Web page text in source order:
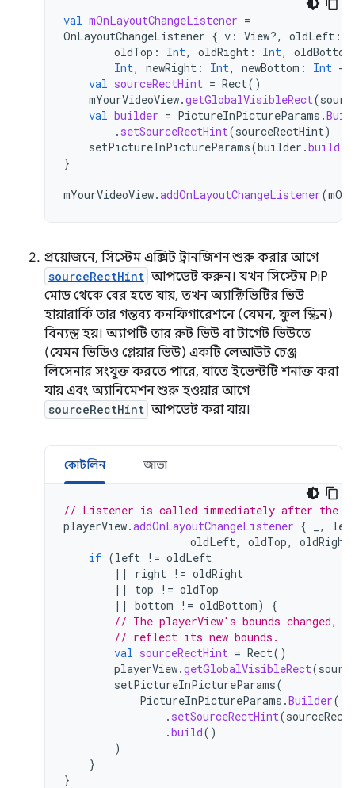
val mOnLayoutChangeListener =
OnLayoutChangeListener { v : View?, oldLeft :
oldTop : Int, oldRight : Int, oldBottom
Int, newRight : Int, newBottom : Int ->
val sourceRectHint = Rect()
mYourVideoView.getGlobalVisibleRect(
val builder = PictureInPictureParams .
. setSourceRectHint(sourceRectHint)
setPictureInPictureParams(builder .build
}
mYourVideoView.addOnLayoutChangeListener(
প্রয়োজনে, সিস্টেম এক্সিট ট্রানজিশন শুরু করার আগে
sourceRectHint আপডেট করুন। যখন সিস্টেম PiP
মোড থেকে বের হতে যায়, তখন অ্যাক্টিভিটির ভিউ
হায়ারার্কি তার গন্তব্য কনফিগারেশনে (যেমন, ফুল স্ক্রিন)
বিন্যস্ত হয়। অ্যাপটি তার রুট ভিউ বা টার্গেট ভিউতে
(যেমন ভিডিও প্লেয়ার ভিউ) একটি লেআউট চেঞ্জ
লিসেনার সংযুক্ত করতে পারে, যাতে ইভেন্টটি শনাক্ত করা
যায় এবং অ্যানিমেশন শুরু হওয়ার আগে
sourceRectHint আপডেট করা যায়।
কোটলিন জাভা
// Listener is called immediately after the
playerView.addOnLayoutChangeListener { ,
oldLeft, oldTop, oldRight
if (left != oldLeft
||
right != oldRight
||
top != oldTop
||
bottom != oldBottom)
{
// The playerView's bounds changed,
// reflect its new bounds.
val sourceRectHint = Rect()
playerView.getGlobalVisibleRect(
setPictureInPictureParams(
PictureInPictureParams .Builder()
. setSourceRectHint(
.build()
)
}
}